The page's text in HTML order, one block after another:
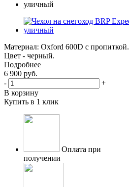
Материал: Oxford 600D с пропиткой.
Цвет - черный.
Подробнее
6 900 руб.
-
+
В корзину
Купить в 1 клик
Оплата при
получении